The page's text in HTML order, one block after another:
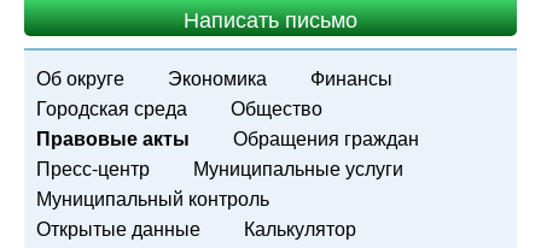
Написать письмо
Об округе Экономика
Финансы
Городская среда
Общество
Правовые акты
Обращения граждан
Пресс-центр
Муниципальные услуги
Муниципальный контроль
Открытые данные
Калькулятор